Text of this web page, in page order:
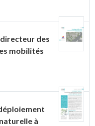
des
mobilités
à